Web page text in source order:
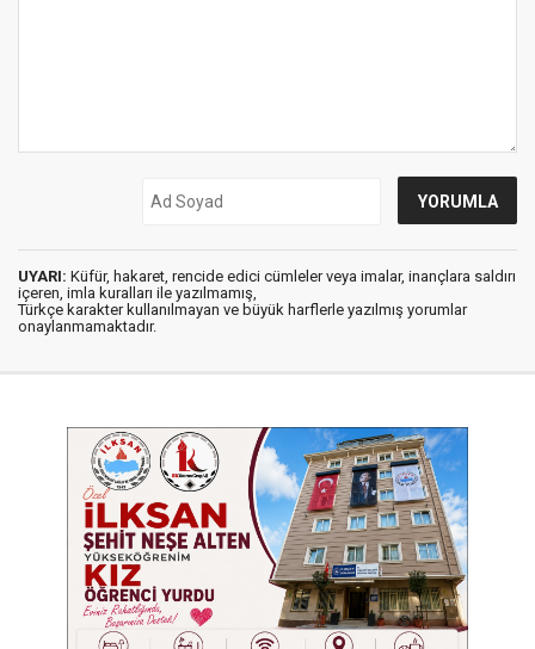
UYARI: Küfür, hakaret, rencide edici cümleler veya imalar, inançlara saldırı
içeren, imla kuralları ile yazılmamış,
Türkçe karakter kullanılmayan ve büyük harflerle yazılmış yorumlar
onaylanmamaktadır.